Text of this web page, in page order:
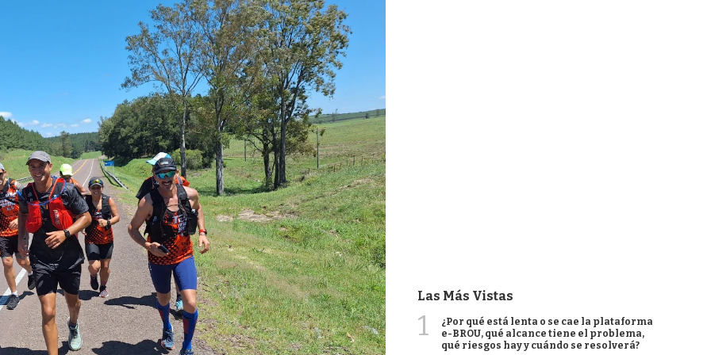
Las Más Vistas
1
¿Por qué está lenta o se cae la plataforma
e-BROU, qué alcance tiene el problema,
qué riesgos hay y cuándo se resolverá?